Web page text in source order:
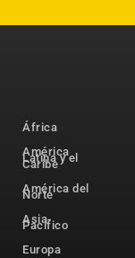
África
América
Latina y el
Caribe
América del
Norte
Asia-
Pacífico
Europa